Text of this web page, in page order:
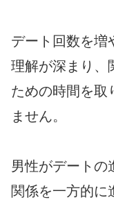
デート回数を増
理解が深まり、
ための時間を取
ません。
男性がデートの
関係を一方的に